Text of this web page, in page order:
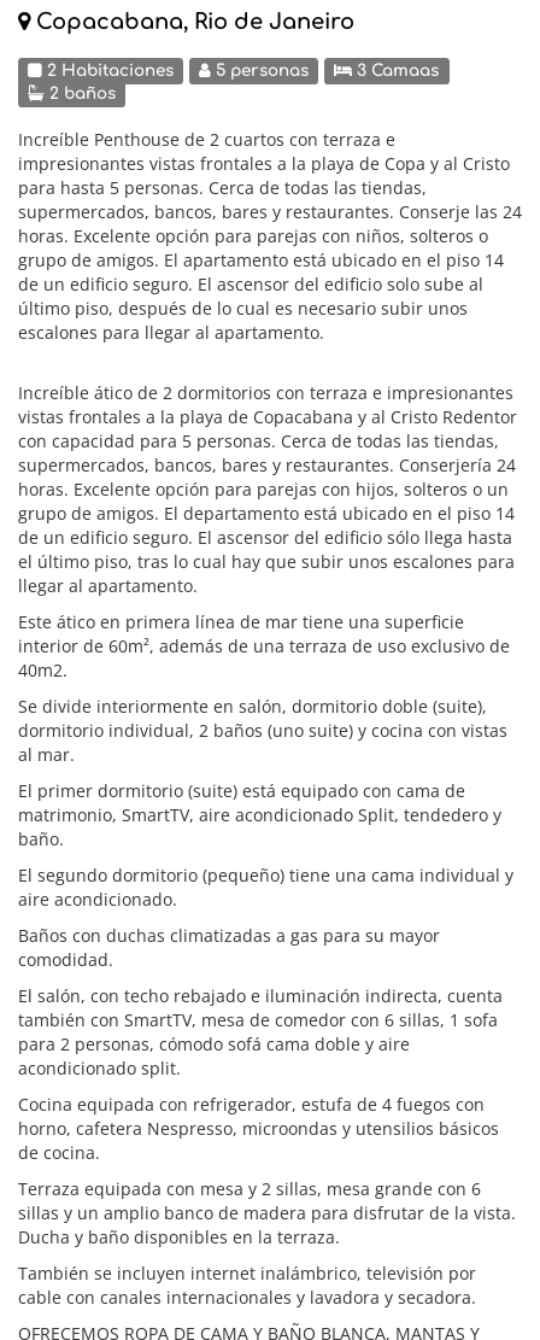
Copacabana, Rio de Janeiro
2 Habitaciones 5 personas
3 Camaas
2 baños
Increíble Penthouse de 2 cuartos con terraza e
impresionantes vistas frontales a la playa de Copa y al Cristo
para hasta 5 personas. Cerca de todas las tiendas,
supermercados, bancos, bares y restaurantes. Conserje las 24
horas. Excelente opción para parejas con niños, solteros o
grupo de amigos. El apartamento está ubicado en el piso 14
de un edificio seguro. El ascensor del edificio solo sube al
último piso, después de lo cual es necesario subir unos
escalones para llegar al apartamento.
Increíble ático de 2 dormitorios con terraza e impresionantes
vistas frontales a la playa de Copacabana y al Cristo Redentor
con capacidad para 5 personas. Cerca de todas las tiendas,
supermercados, bancos, bares y restaurantes. Conserjería 24
horas. Excelente opción para parejas con hijos, solteros o un
grupo de amigos. El departamento está ubicado en el piso 14
de un edificio seguro. El ascensor del edificio sólo llega hasta
el último piso, tras lo cual hay que subir unos escalones para
llegar al apartamento.
Este ático en primera línea de mar tiene una superficie
interior de 60m², además de una terraza de uso exclusivo de
40m2.
Se divide interiormente en salón, dormitorio doble (suite),
dormitorio individual, 2 baños (uno suite) y cocina con vistas
al mar.
El primer dormitorio (suite) está equipado con cama de
matrimonio, SmartTV, aire acondicionado Split, tendedero y
baño.
El segundo dormitorio (pequeño) tiene una cama individual y
aire acondicionado.
Baños con duchas climatizadas a gas para su mayor
comodidad.
El salón, con techo rebajado e iluminación indirecta, cuenta
también con SmartTV, mesa de comedor con 6 sillas, 1 sofa
para 2 personas, cómodo sofá cama doble y aire
acondicionado split.
Cocina equipada con refrigerador, estufa de 4 fuegos con
horno, cafetera Nespresso, microondas y utensilios básicos
de cocina.
Terraza equipada con mesa y 2 sillas, mesa grande con 6
sillas y un amplio banco de madera para disfrutar de la vista.
Ducha y baño disponibles en la terraza.
También se incluyen internet inalámbrico, televisión por
cable con canales internacionales y lavadora y secadora.
OFRECEMOS ROPA DE CAMA Y BAÑO BLANCA, MANTAS Y